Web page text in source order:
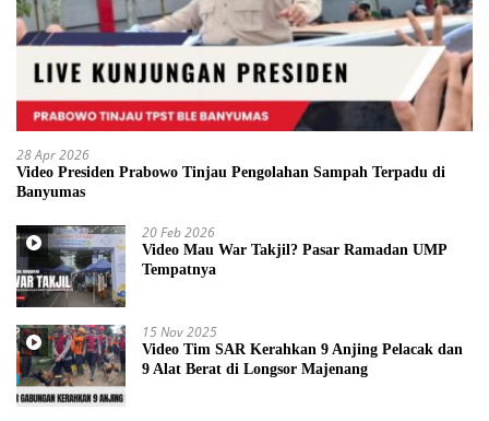
28 Apr 2026
Video Presiden Prabowo Tinjau Pengolahan Sampah Terpadu di
Banyumas
20 Feb 2026
Video Mau War Takjil? Pasar Ramadan UMP
Tempatnya
15 Nov 2025
Video Tim SAR Kerahkan 9 Anjing Pelacak dan
9 Alat Berat di Longsor Majenang